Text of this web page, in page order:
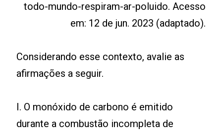
todo-mundo-respiram-ar-poluido. Acesso
em: 12 de jun. 2023 (adaptado).
Considerando esse contexto, avalie as
afirmações a seguir.
I. O monóxido de carbono é emitido
durante a combustão incompleta de